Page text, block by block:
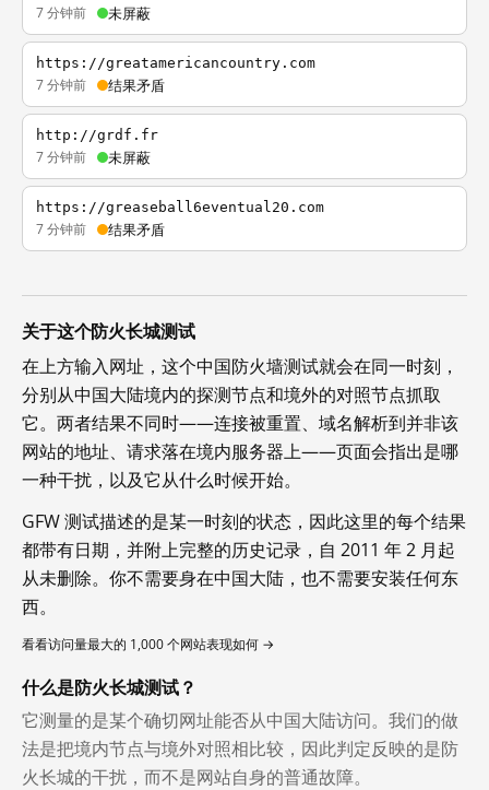
7 分钟前 未屏蔽
https://greatamericancountry.com
7 分钟前 结果矛盾
http://grdf.fr
7 分钟前 未屏蔽
https://greaseball6eventual20.com
7 分钟前 结果矛盾
关于这个防火长城测试
在上方输入网址，这个中国防火墙测试就会在同一时刻，
分别从中国大陆境内的探测节点和境外的对照节点抓取
它。两者结果不同时——连接被重置、域名解析到并非该
网站的地址、请求落在境内服务器上——页面会指出是哪
一种干扰，以及它从什么时候开始。
GFW 测试描述的是某一时刻的状态，因此这里的每个结果
都带有日期，并附上完整的历史记录，自 2011 年 2 月起
从未删除。你不需要身在中国大陆，也不需要安装任何东
西。
看看访问量最大的 1,000 个网站表现如何 →
什么是防火长城测试？
它测量的是某个确切网址能否从中国大陆访问。我们的做
法是把境内节点与境外对照相比较，因此判定反映的是防
火长城的干扰，而不是网站自身的普通故障。